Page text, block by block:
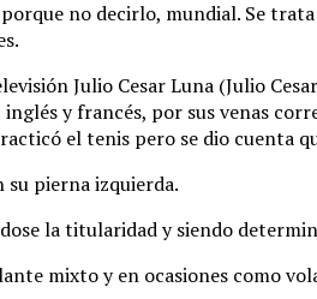
no decirlo, mundial. Se trata
Julio Cesar Luna (Julio
y francés, por sus venas
el tenis pero se dio cuenta
su pierna izquierda.
la titularidad y siendo
mixto y en ocasiones como